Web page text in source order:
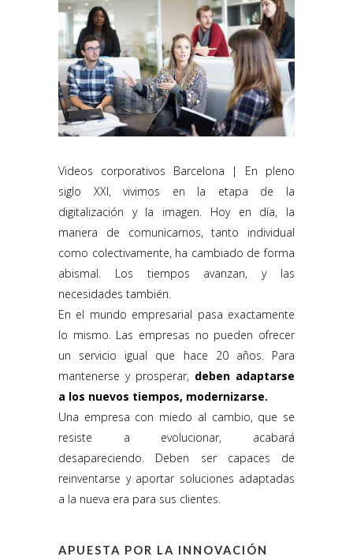
Videos corporativos Barcelona | En pleno
siglo XXI, vivimos en la etapa de la
digitalización y la imagen. Hoy en día, la
manera de comunicarnos, tanto individual
como colectivamente, ha cambiado de forma
abismal. Los tiempos avanzan, y las
necesidades también.
En el mundo empresarial pasa exactamente
lo mismo. Las empresas no pueden ofrecer
un servicio igual que hace 20 años. Para
mantenerse y prosperar, deben adaptarse
a los nuevos tiempos, modernizarse.
Una empresa con miedo al cambio, que se
resiste a evolucionar, acabará
desapareciendo. Deben ser capaces de
reinventarse y aportar soluciones adaptadas
a la nueva era para sus clientes.
APUESTA POR LA INNOVACIÓN